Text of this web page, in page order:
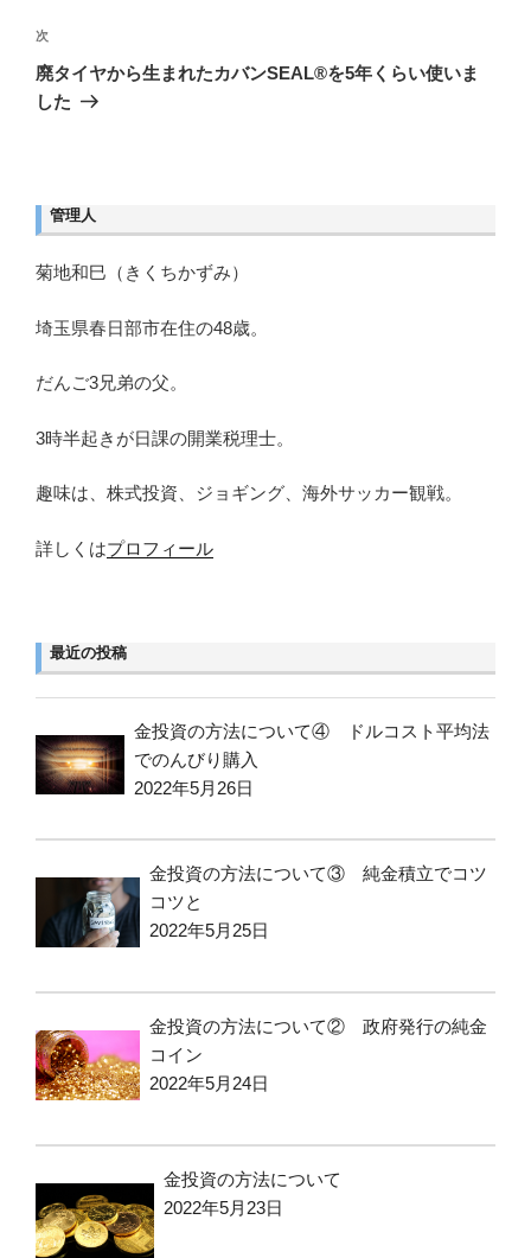
シ
ン
次
の
投
次
廃タイヤから生まれたカバンSEAL®を5年くらい使いま
した
管理人
菊地和巳（きくちかずみ）
埼玉県春日部市在住の48歳。
だんご3兄弟の父。
3時半起きが日課の開業税理士。
趣味は、株式投資、ジョギング、海外サッカー観戦。
詳しくはプロフィール
最近の投稿
金投資の方法について④ ドルコスト平均法
でのんびり購入
2022年5月26日
金投資の方法について③ 純金積立でコツ
コツと
2022年5月25日
金投資の方法について② 政府発行の純金
コイン
2022年5月24日
金投資の方法について
2022年5月23日